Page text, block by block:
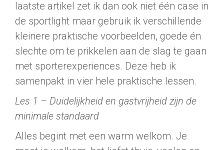
laatste artikel zet ik dan ook niet één case in
de sportlight maar gebruik ik verschillende
kleinere praktische voorbeelden, goede én
slechte om te prikkelen aan de slag te gaan
met sporterexperiences. Deze heb ik
samenpakt in vier hele praktische lessen.
Les 1 – Duidelijkheid en gastvrijheid zijn de
minimale standaard
Alles begint met een warm welkom. Je